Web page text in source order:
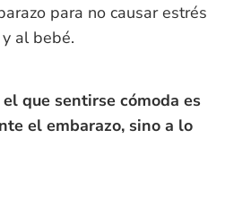
para no causar estrés
al bebé.
que sentirse cómoda es
el embarazo, sino a lo